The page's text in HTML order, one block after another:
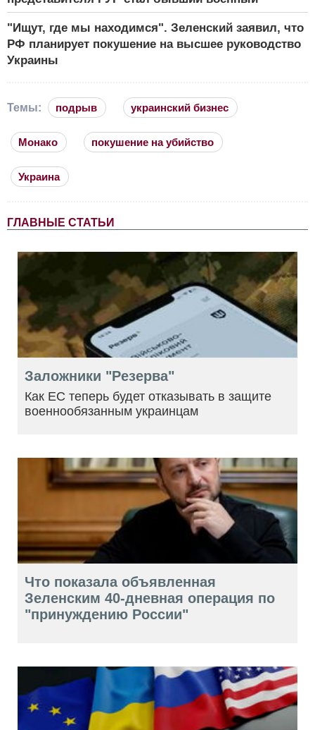
"Ищут, где мы находимся". Зеленский заявил, что
РФ планирует покушение на высшее руководство
Украины
Темы: подрыв украинский бизнес
Монако покушение на убийство
Украина
ГЛАВНЫЕ СТАТЬИ
Заложники "Резерва"
Как ЕС теперь будет отказывать в защите
военнообязанным украинцам
Что показала объявленная
Зеленским 40-дневная операция по
"принуждению России"